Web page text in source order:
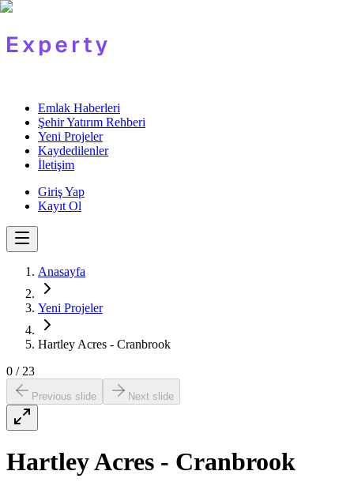
Emlak Haberleri
Şehir Yatırım Rehberi
Yeni Projeler
Kaydedilenler
İletişim
Giriş Yap
Kayıt Ol
Anasayfa
Yeni Projeler
Hartley Acres - Cranbrook
0 / 23
Previous slide Next slide
Hartley Acres - Cranbrook